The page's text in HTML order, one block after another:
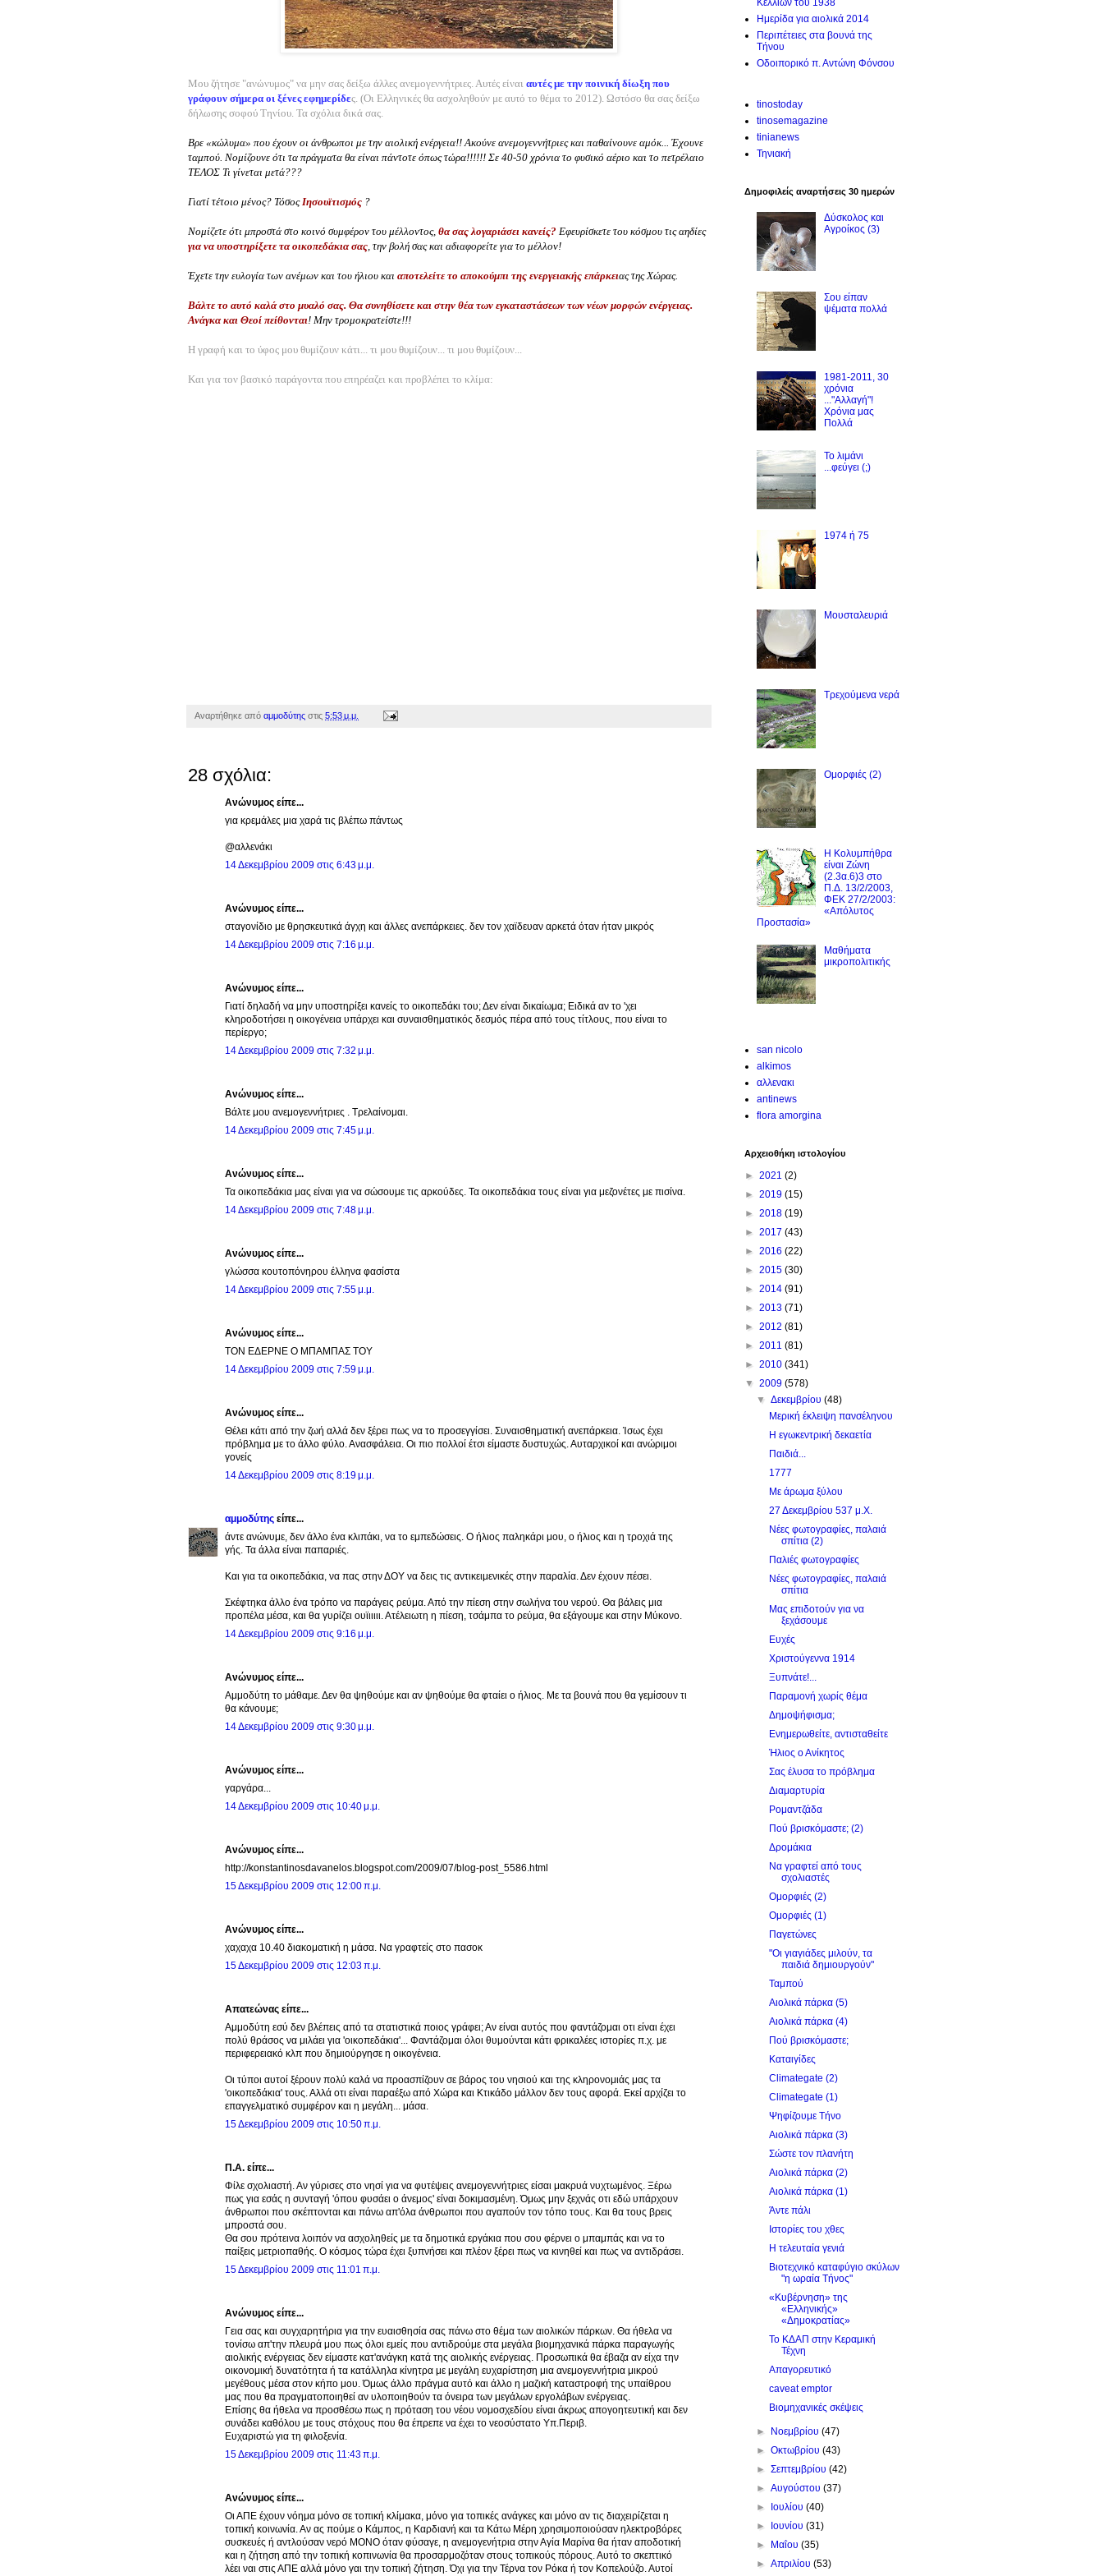
Μου ζήτησε "ανώνυμος" να μην σας δείξω άλλες ανεμογεννήτριες. Αυτές είναι αυτές με την ποινική δίωξη που
γράφουν σήμερα οι ξένες εφημερίδες. (Οι Ελληνικές θα ασχοληθούν με αυτό το θέμα το 2012). Ωστόσο θα σας δείξω
δήλωσης σοφού Τηνίου. Τα σχόλια δικά σας.
Βρε «κώλυμα» που έχουν οι άνθρωποι με την αιολική ενέργεια!! Ακούνε ανεμογεννήτριες και παθαίνουνε αμόκ... Έχουνε
ταμπού. Νομίζουνε ότι τα πράγματα θα είναι πάντοτε όπως τώρα!!!!!! Σε 40-50 χρόνια το φυσικό αέριο και το πετρέλαιο
ΤΕΛΟΣ Τι γίνεται μετά???
Γιατί τέτοιο μένος? Τόσος Ιησουϊτισμός ?
Νομίζετε ότι μπροστά στο κοινό συμφέρον του μέλλοντος, θα σας λογαριάσει κανείς? Εφευρίσκετε του κόσμου τις αηδίες
για να υποστηρίξετε τα οικοπεδάκια σας , την βολή σας και αδιαφορείτε για το μέλλον!
Έχετε την ευλογία των ανέμων και του ήλιου και αποτελείτε το αποκούμπι της ενεργειακής επάρκειας της Χώρας.
Βάλτε το αυτό καλά στο μυαλό σας. Θα συνηθίσετε και στην θέα των εγκαταστάσεων των νέων μορφών ενέργειας.
Ανάγκα και Θεοί πείθονται! Μην τρομοκρατείστε!!!
Η γραφή και το ύφος μου θυμίζουν κάτι... τι μου θυμίζουν... τι μου θυμίζουν...
Και για τον βασικό παράγοντα που επηρέαζει και προβλέπει το κλίμα:
Αναρτήθηκε από αμμοδύτης στις 5:53 μ.μ.
28 σχόλια:
Ανώνυμος είπε...
για κρεμάλες μια χαρά τις βλέπω πάντως
@αλλενάκι
14 Δεκεμβρίου 2009 στις 6:43 μ.μ.
Ανώνυμος είπε...
σταγονίδιο με θρησκευτικά άγχη και άλλες ανεπάρκειες. δεν τον χαϊδευαν αρκετά όταν ήταν μικρός
14 Δεκεμβρίου 2009 στις 7:16 μ.μ.
Ανώνυμος είπε...
Γιατί δηλαδή να μην υποστηρίξει κανείς το οικοπεδάκι του; Δεν είναι δικαίωμα; Ειδικά αν το 'χει
κληροδοτήσει η οικογένεια υπάρχει και συναισθηματικός δεσμός πέρα από τους τίτλους, που είναι το
περίεργο;
14 Δεκεμβρίου 2009 στις 7:32 μ.μ.
Ανώνυμος είπε...
Βάλτε μου ανεμογεννήτριες . Τρελαίνομαι.
14 Δεκεμβρίου 2009 στις 7:45 μ.μ.
Ανώνυμος είπε...
Τα οικοπεδάκια μας είναι για να σώσουμε τις αρκούδες. Τα οικοπεδάκια τους είναι για μεζονέτες με πισίνα.
14 Δεκεμβρίου 2009 στις 7:48 μ.μ.
Ανώνυμος είπε...
γλώσσα κουτοπόνηρου έλληνα φασίστα
14 Δεκεμβρίου 2009 στις 7:55 μ.μ.
Ανώνυμος είπε...
ΤΟΝ ΕΔΕΡΝΕ Ο ΜΠΑΜΠΑΣ ΤΟΥ
14 Δεκεμβρίου 2009 στις 7:59 μ.μ.
Ανώνυμος είπε...
Θέλει κάτι από την ζωή αλλά δεν ξέρει πως να το προσεγγίσει. Συναισθηματική ανεπάρκεια. Ίσως έχει
πρόβλημα με το άλλο φύλο. Ανασφάλεια. Οι πιο πολλοί έτσι είμαστε δυστυχώς. Αυταρχικοί και ανώριμοι
γονείς
14 Δεκεμβρίου 2009 στις 8:19 μ.μ.
αμμοδύτης είπε...
άντε ανώνυμε, δεν άλλο ένα κλιπάκι, να το εμπεδώσεις. Ο ήλιος παληκάρι μου, ο ήλιος και η τροχιά της
γής. Τα άλλα είναι παπαριές.
Και για τα οικοπεδάκια, να πας στην ΔΟΥ να δεις τις αντικειμενικές στην παραλία. Δεν έχουν πέσει.
Σκέφτηκα άλλο ένα τρόπο να παράγεις ρεύμα. Από την πίεση στην σωλήνα του νερού. Θα βάλεις μια
προπέλα μέσα, και θα γυρίζει ουϊιιιιι. Ατέλειωτη η πίεση, τσάμπα το ρεύμα, θα εξάγουμε και στην Μύκονο.
14 Δεκεμβρίου 2009 στις 9:16 μ.μ.
Ανώνυμος είπε...
Aμμοδύτη το μάθαμε. Δεν θα ψηθούμε και αν ψηθούμε θα φταίει ο ήλιος. Με τα βουνά που θα γεμίσουν τι
θα κάνουμε;
14 Δεκεμβρίου 2009 στις 9:30 μ.μ.
Ανώνυμος είπε...
γαργάρα...
14 Δεκεμβρίου 2009 στις 10:40 μ.μ.
Ανώνυμος είπε...
http://konstantinosdavanelos.blogspot.com/2009/07/blog-post_5586.html
15 Δεκεμβρίου 2009 στις 12:00 π.μ.
Ανώνυμος είπε...
χαχαχα 10.40 διακοματική η μάσα. Να γραφτείς στο πασοκ
15 Δεκεμβρίου 2009 στις 12:03 π.μ.
Απατεώνας είπε...
Αμμοδύτη εσύ δεν βλέπεις από τα στατιστικά ποιος γράφει; Αν είναι αυτός που φαντάζομαι οτι είναι έχει
πολύ θράσος να μιλάει για 'οικοπεδάκια'... Φαντάζομαι όλοι θυμούνται κάτι φρικαλέες ιστορίες π.χ. με
περιφερειακό κλπ που δημιούργησε η οικογένεια.
Οι τύποι αυτοί ξέρουν πολύ καλά να προασπίζουν σε βάρος του νησιού και της κληρονομιάς μας τα
'οικοπεδάκια' τους. Αλλά οτι είναι παραέξω από Χώρα και Κτικάδο μάλλον δεν τους αφορά. Εκεί αρχίζει το
επαγγελματικό συμφέρον και η μεγάλη... μάσα.
15 Δεκεμβρίου 2009 στις 10:50 π.μ.
Π.Α. είπε...
Φίλε σχολιαστή. Αν γύρισες στο νησί για να φυτέψεις ανεμογεννήτριες είσαι μακρυά νυχτωμένος. Ξέρω
πως για εσάς η συνταγή 'όπου φυσάει ο άνεμος' είναι δοκιμασμένη. Όμως μην ξεχνάς οτι εδώ υπάρχουν
άνθρωποι που σκέπτονται και πάνω απ'όλα άνθρωποι που αγαπούν τον τόπο τους. Και θα τους βρεις
μπροστά σου.
Θα σου πρότεινα λοιπόν να ασχοληθείς με τα δημοτικά εργάκια που σου φέρνει ο μπαμπάς και να το
παίξεις μετριοπαθής. Ο κόσμος τώρα έχει ξυπνήσει και πλέον ξέρει πως να κινηθεί και πως να αντιδράσει.
15 Δεκεμβρίου 2009 στις 11:01 π.μ.
Ανώνυμος είπε...
Γεια σας και συγχαρητήρια για την ευαισθησία σας πάνω στο θέμα των αιολικών πάρκων. Θα ήθελα να
τονίσω απ'την πλευρά μου πως όλοι εμείς που αντιδρούμε στα μεγάλα βιομηχανικά πάρκα παραγωγής
αιολικής ενέργειας δεν είμαστε κατ'ανάγκη κατά της αιολικής ενέργειας. Προσωπικά θα έβαζα αν είχα την
οικονομική δυνατότητα ή τα κατάλληλα κίνητρα με μεγάλη ευχαρίστηση μια ανεμογεννήτρια μικρού
μεγέθους μέσα στον κήπο μου. Όμως άλλο πράγμα αυτό και άλλο η μαζική καταστροφή της υπαίθρου
μας που θα πραγματοποιηθεί αν υλοποιηθούν τα όνειρα των μεγάλων εργολάβων ενέργειας.
Επίσης θα ήθελα να προσθέσω πως η πρόταση του νέου νομοσχεδίου είναι άκρως απογοητευτική και δεν
συνάδει καθόλου με τους στόχους που θα έπρεπε να έχει το νεοσύστατο Υπ.Περιβ.
Ευχαριστώ για τη φιλοξενία.
15 Δεκεμβρίου 2009 στις 11:43 π.μ.
Ανώνυμος είπε...
Οι ΑΠΕ έχουν νόημα μόνο σε τοπική κλίμακα, μόνο για τοπικές ανάγκες και μόνο αν τις διαχειρίζεται η
τοπική κοινωνία. Αν ας πούμε ο Κάμπος, η Καρδιανή και τα Κάτω Μέρη χρησιμοποιούσαν ηλεκτροβόρες
συσκευές ή αντλούσαν νερό ΜΟΝΟ όταν φύσαγε, η ανεμογενήτρια στην Αγία Μαρίνα θα ήταν αποδοτική
και η ζήτηση από την τοπική κοπινωνία θα προσαρμοζόταν στους τοπικούς πόρους. Αυτό το σκεπτικό
λέει ναι στις ΑΠΕ αλλά μόνο γαι την τοπική ζήτηση. Όχι για την Τέρνα τον Ρόκα ή τον Κοπελούζο. Αυτοί
Ημερίδα για αιολικά 2014
Περιπέτειες στα βουνά της
Τήνου
Οδοιπορικό π. Αντώνη Φόνσου
tinostoday
tinosemagazine
tinianews
Τηνιακή
Δημοφιλείς αναρτήσεις 30 ημερών
Δύσκολος και
Αγροίκος (3)
Σου είπαν
ψέματα πολλά
1981-2011, 30
χρόνια
..."Αλλαγή"!
Χρόνια μας
Πολλά
Το λιμάνι
...φεύγει (;)
1974 ή 75
Μουσταλευριά
Τρεχούμενα νερά
Ομορφιές (2)
Η Κολυμπήθρα
είναι Ζώνη
(2.3α.6)3 στο
Π.Δ. 13/2/2003,
ΦΕΚ 27/2/2003:
«Απόλυτος
Προστασία»
Μαθήματα
μικροπολιτικής
san nicolo
alkimos
αλλενακι
antinews
flora amorgina
Αρχειοθήκη ιστολογίου
► 2021 (2)
► 2019 (15)
► 2018 (19)
► 2017 (43)
► 2016 (22)
► 2015 (30)
► 2014 (91)
► 2013 (71)
► 2012 (81)
► 2011 (81)
► 2010 (341)
▼ 2009 (578)
▼Δεκεμβρίου(48)
Μερική έκλειψη πανσέληνου
Η εγωκεντρική δεκαετία
Παιδιά...
1777
Με άρωμα ξύλου
27 Δεκεμβρίου 537 μ.Χ.
Νέες φωτογραφίες, παλαιά
σπίτια (2)
Παλιές φωτογραφίες
Νέες φωτογραφίες, παλαιά
σπίτια
Μας επιδοτούν για να
ξεχάσουμε
Ευχές
Χριστούγεννα 1914
Ξυπνάτε!...
Παραμονή χωρίς θέμα
Δημοψήφισμα;
Ενημερωθείτε, αντισταθείτε
Ήλιος ο Ανίκητος
Σας έλυσα το πρόβλημα
Διαμαρτυρία
Ρομαντζάδα
Πού βρισκόμαστε; (2)
Δρομάκια
Να γραφτεί από τους
σχολιαστές
Ομορφιές (2)
Ομορφιές (1)
Παγετώνες
"Οι γιαγιάδες μιλούν, τα
παιδιά δημιουργούν"
Ταμπού
Αιολικά πάρκα (5)
Αιολικά πάρκα (4)
Πού βρισκόμαστε;
Καταιγίδες
Climategate (2)
Climategate (1)
Ψηφίζουμε Τήνο
Αιολικά πάρκα (3)
Σώστε τον πλανήτη
Αιολικά πάρκα (2)
Αιολικά πάρκα (1)
Άντε πάλι
Ιστορίες του χθες
Η τελευταία γενιά
Βιοτεχνικό καταφύγιο σκύλων
"η ωραία Τήνος"
«Κυβέρνηση» της
«Ελληνικής»
«Δημοκρατίας»
Το ΚΔΑΠ στην Κεραμική
Τέχνη
Απαγορευτικό
caveat emptor
Βιομηχανικές σκέψεις
► Νοεμβρίου(47)
►Οκτωβρίου(43)
►Σεπτεμβρίου(42)
►Αυγούστου(37)
► Ιουλίου(40)
► Ιουνίου(31)
► Μαΐου(35)
►Απριλίου(53)